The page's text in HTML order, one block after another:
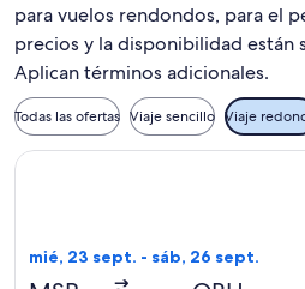
para vuelos rendondos, para el
precios y la disponibilidad están
Aplican términos adicionales.
Todas las ofertas Viaje sencillo Viaje
mié, 23 sept. - sáb, 26 sept.
Seleccionar vuelo de American